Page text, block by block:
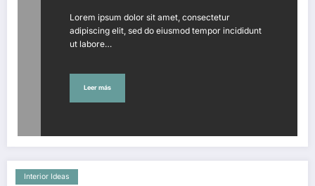
Lorem ipsum dolor sit amet, consectetur
adipiscing elit, sed do eiusmod tempor incididunt
ut labore…
Leer más
Interior Ideas